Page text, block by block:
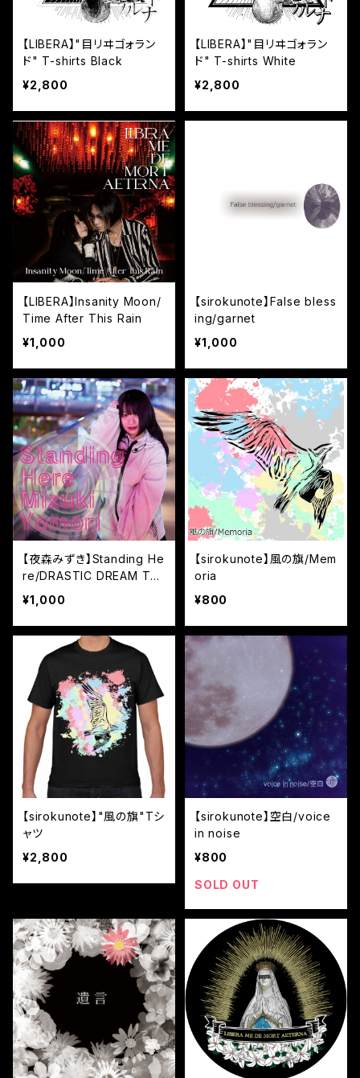
【LIBERA】"目リヰゴォラン
ド" T-shirts Black
¥2,800
【LIBERA】"目リヰゴォラン
ド" T-shirts White
¥2,800
【LIBERA】Insanity Moon/
Time After This Rain
¥1,000
【sirokunote】False bless
ing/garnet
¥1,000
【夜森みずき】Standing He
re/DRASTIC DREAM TH
EATER
¥1,000
【sirokunote】風の旗/Mem
oria
¥800
【sirokunote】"風の旗"Tシ
ャツ
¥2,800
【sirokunote】空白/voice
in noise
¥800
SOLD OUT